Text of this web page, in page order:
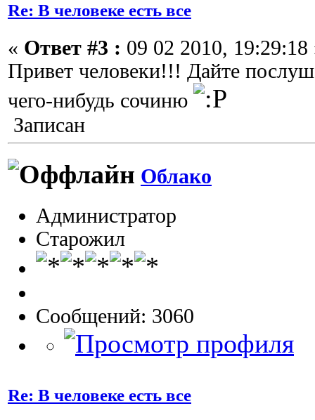
Re: В человеке есть все
« Ответ #3 : 09 02 2010, 19:29:18
Привет человеки!!! Дайте
чего-нибудь сочиню
Записан
Облако
Администратор
Старожил
Сообщений: 3060
Re: В человеке есть все